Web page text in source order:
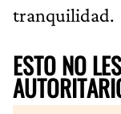
tranquilidad.
ESTO NO